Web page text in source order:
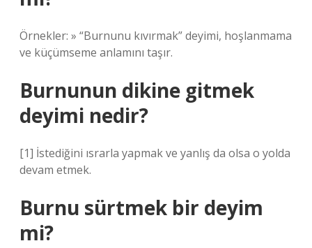
Örnekler: » “Burnunu kıvırmak” deyimi, hoşlanmama
ve küçümseme anlamını taşır.
Burnunun dikine gitmek
deyimi nedir?
[1] İstediğini ısrarla yapmak ve yanlış da olsa o yolda
devam etmek.
Burnu sürtmek bir deyim
mi?